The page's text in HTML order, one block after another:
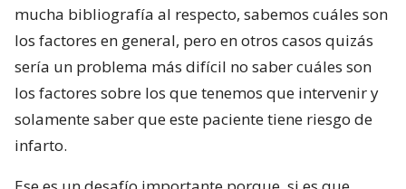
mucha bibliografía al respecto, sabemos cuáles son
los factores en general, pero en otros casos quizás
sería un problema más difícil no saber cuáles son
los factores sobre los que tenemos que intervenir y
solamente saber que este paciente tiene riesgo de
infarto.